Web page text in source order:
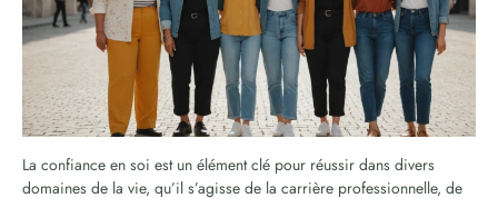
La confiance en soi est un élément clé pour réussir dans divers
domaines de la vie, qu’il s’agisse de la carrière professionnelle, de